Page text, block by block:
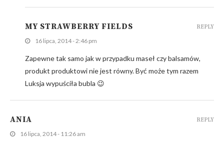
MY STRAWBERRY FIELDS
16 lipca, 2014 - 2:46 pm
Zapewne tak samo jak w przypadku maseł czy balsamów,
produkt produktowi nie jest równy. Być może tym razem
Luksja wypuściła bubla 😉
REPLY
ANIA
16 lipca, 2014 - 11:26 am
REPLY